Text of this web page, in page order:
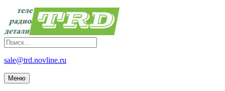
sale@trd.novline.ru
Меню